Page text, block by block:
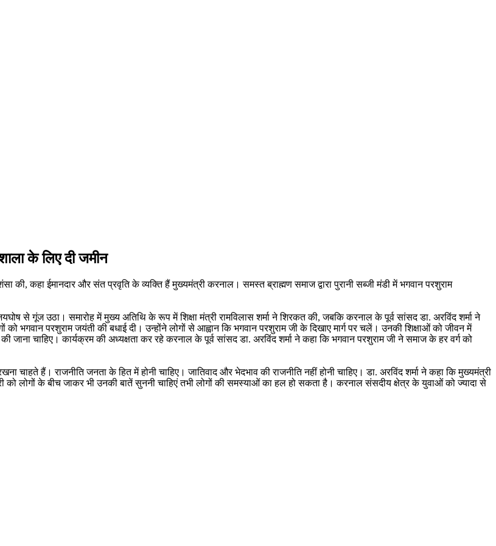
के लिए दी जमीन
की, कहा ईमानदार और संत प्रवृति के व्यक्ति हैं मुख्यमंत्री करनाल। समस्त ब्राह्मण समाज द्वारा पुरानी सब्जी मंडी में भगवान परशुराम
से गूंज उठा। समारोह में मुख्य अतिथि के रूप में शिक्षा मंत्री रामविलास शर्मा ने शिरकत की, जबकि करनाल के पूर्व सांसद डा. अरविंद शर्मा ने
को भगवान परशुराम जयंती की बधाई दी। उन्होंने लोगों से आह्वान कि भगवान परशुराम जी के दिखाए मार्ग पर चलें। उनकी शिक्षाओं को जीवन में
जाना चाहिए। कार्यक्रम की अध्यक्षता कर रहे करनाल के पूर्व सांसद डा. अरविंद शर्मा ने कहा कि भगवान परशुराम जी ने समाज के हर वर्ग को
चाहते हैं। राजनीति जनता के हित में होनी चाहिए। जातिवाद और भेदभाव की राजनीति नहीं होनी चाहिए। डा. अरविंद शर्मा ने कहा कि मुख्यमंत्री
को लोगों के बीच जाकर भी उनकी बातें सुननी चाहिएं तभी लोगों की समस्याओं का हल हो सकता है। करनाल संसदीय क्षेत्र के युवाओं को ज्यादा से